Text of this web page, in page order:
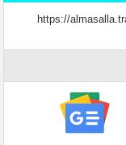
https://